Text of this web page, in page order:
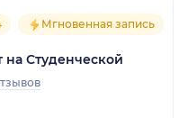
Мгновенная запись
на Студенческой